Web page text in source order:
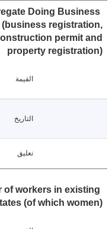
aggregate Doing
(business
construction
property
06/30
of workers in
estates (of which